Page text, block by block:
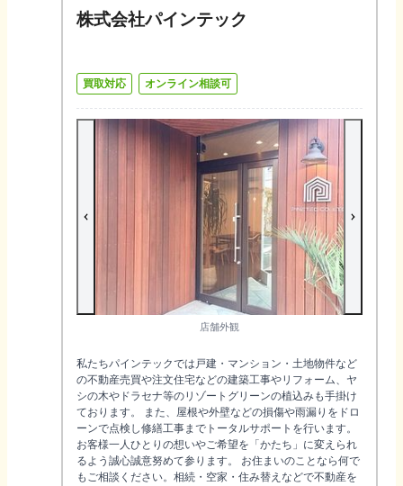
株式会社パインテック
買取対応 オンライン相談可
店舗外観
私たちパインテックでは戸建・マンション・土地物件など
の不動産売買や注文住宅などの建築工事やリフォーム、ヤ
シの木やドラセナ等のリゾートグリーンの植込みも手掛け
ております。 また、屋根や外壁などの損傷や雨漏りをドロ
ーンで点検し修繕工事までトータルサポートを行います。
お客様一人ひとりの想いやご希望を「かたち」に変えられ
るよう誠心誠意努めて参ります。 お住まいのことなら何で
もご相談ください。相続・空家・住み替えなどで不動産を